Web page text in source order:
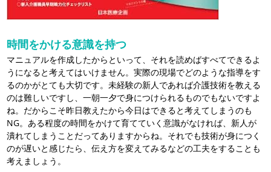
時間をかける意識を持つ
マニュアルを作成したからといって、それを読めばすべてできるよ
うになると考えてはいけません。実際の現場でどのような指導をす
るのかがとても大切です。未経験の新人であれば介護技術を教える
のは難しいですし、一朝一夕で身につけられるものでもないですよ
ね。だからこそ昨日教えたから今日はできると考えてしまうのも
NG。ある程度の時間をかけて育てていく意識がなければ、新人が
潰れてしまうことだってありますからね。それでも技術が身につく
のが遅いと感じたら、伝え方を変えてみるなどの工夫をすることも
考えましょう。